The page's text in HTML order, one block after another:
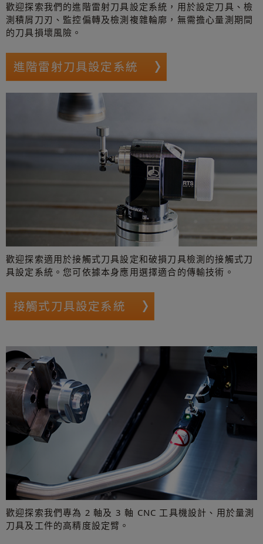
歡迎探索我們的進階雷射刀具設定系統，用於設定刀具、檢
測積屑刀刃、監控偏轉及檢測複雜輪廓，無需擔心量測期間
的刀具損壞風險。
進階雷射刀具設定系統
歡迎探索適用於接觸式刀具設定和破損刀具檢測的接觸式刀
具設定系統。您可依據本身應用選擇適合的傳輸技術。
接觸式刀具設定系統
歡迎探索我們專為 2 軸及 3 軸 CNC 工具機設計、用於量測
刀具及工件的高精度設定臂。